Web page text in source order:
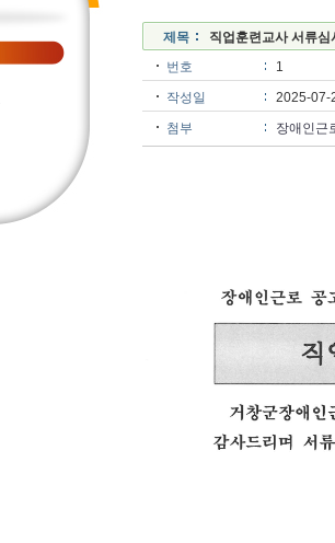
제목
직업훈련교사 서류
번호
1
작성일
2025-07-
첨부
장애인근